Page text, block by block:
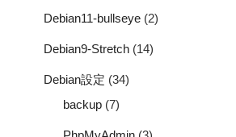
Debian11-bullseye (2)
Debian9-Stretch (14)
Debian設定 (34)
backup (7)